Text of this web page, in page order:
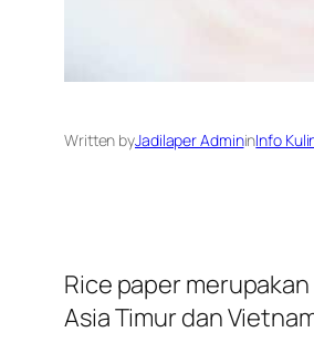
Written byJadilaper AdmininInfo
Rice paper
Asia Timur dan